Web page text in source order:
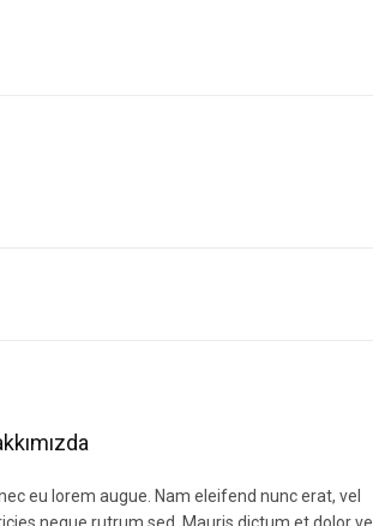
eu lorem augue. Nam eleifend nunc erat, vel